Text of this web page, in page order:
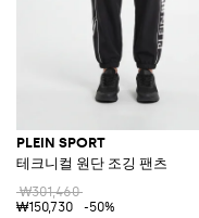
PLEIN SPORT
테크니컬 원단 조깅 팬츠
₩301,460
₩150,730
-50%